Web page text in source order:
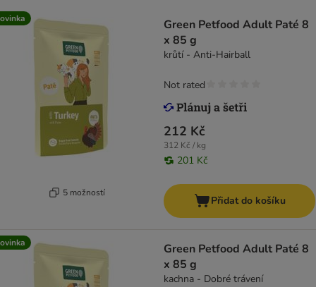
5 možností
Green Petfood Adult Paté 8
x 85 g
krůtí - Anti-Hairball
212 Kč
312 Kč / kg
201 Kč
Not rated
Přidat do košíku
Green Petfood Adult Paté 8
x 85 g
kachna - Dobré trávení